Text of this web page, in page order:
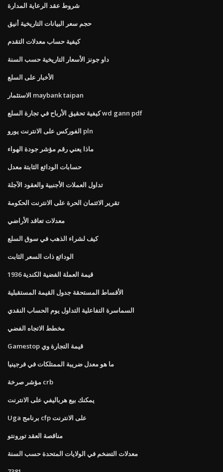
شروط عقد الرعاية المدارة
حجم سعر البيانات التاريخية أنيق
كيفية حساب معدلات التقدم
داو جونز الأسعار التاريخية حسب السنة
الأخبار على السلع
الاستثمار maybank taipan
كيفية تحقيق الأرباح في تجارة السلع wd gann pdf
الفوركس على الانترنت يورو pln
ماذا يعني رقم مؤشر جودة الهواء
حسابات الودائع الثابتة معدل
تداول العملات الأجنبية والعقود الآجلة
تقرير الائتمان الحرة على الانترنت الحكومة
معدلات تعاقد الأراضي
كيف لشراء الذهب في سوق السلع
الودائع ذات السعر الثابت
1936 قيمة العملة الفضية الكندية
الأقساط المستحقة جدول القيمة المستقبلية
السماسرة التفاعلية التداول يوم الحساب النقدي
مخطط الاتجاه الفضي
Gamestop قيمة التجارة وي
ما هو معدل ضريبة الممتلكات في فرجينيا
مؤشر صرخة crb
يمكنك بيع هرباليفي على الانترنت
Uga برنامج cfp على الانترنت
مناقصة العقد تورونتو
معدلات التضخم في الولايات المتحدة حسب السنة